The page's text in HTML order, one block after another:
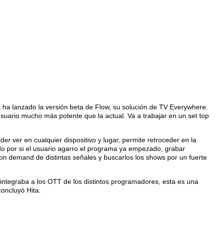
lanzado la versión beta de Flow, su solución de TV Everywhere.
mucho más potente que la actual. Va a trabajar en un set top
ver en cualquier dispositivo y lugar, permite retroceder en la
por si el usuario agarro el programa ya empezado, grabar
demand de distintas señales y buscarlos los shows por un fuerte
a los OTT de los distintos programadores, esta es una
Hita.